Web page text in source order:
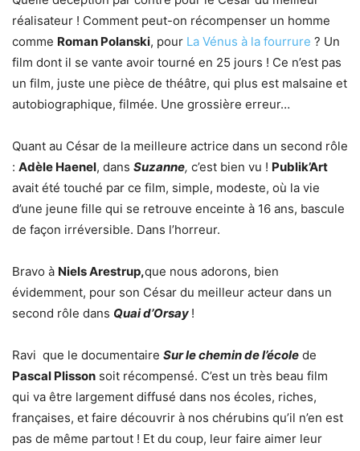
réalisateur ! Comment peut-on récompenser un homme
comme Roman Polanski, pour La Vénus à la fourrure ? Un
film dont il se vante avoir tourné en 25 jours ! Ce n’est pas
un film, juste une pièce de théâtre, qui plus est malsaine et
autobiographique, filmée. Une grossière erreur…
Quant au César de la meilleure actrice dans un second rôle
: Adèle Haenel, dans Suzanne, c’est bien vu ! Publik’Art
avait été touché par ce film, simple, modeste, où la vie
d’une jeune fille qui se retrouve enceinte à 16 ans, bascule
de façon irréversible. Dans l’horreur.
Bravo à Niels Arestrup,que nous adorons, bien
évidemment, pour son César du meilleur acteur dans un
second rôle dans Quai d’Orsay !
Ravi que le documentaire Sur le chemin de l’école de
Pascal Plisson soit récompensé. C’est un très beau film
qui va être largement diffusé dans nos écoles, riches,
françaises, et faire découvrir à nos chérubins qu’il n’en est
pas de même partout ! Et du coup, leur faire aimer leur